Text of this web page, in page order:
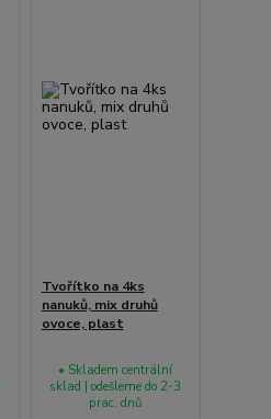
Tvořítko na 4ks
nanuků, mix druhů
ovoce, plast
• Skladem centrální
sklad | odešleme do 2-3
prac. dnů